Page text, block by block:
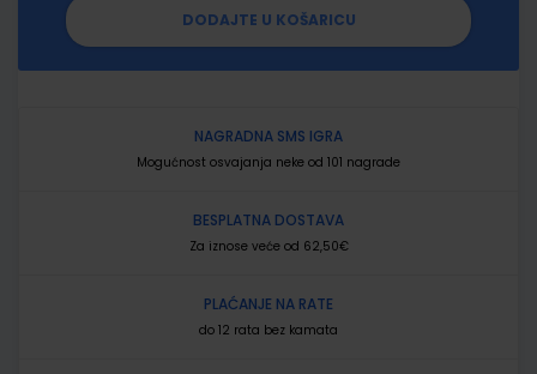
DODAJTE U KOŠARICU
NAGRADNA SMS IGRA
Mogućnost osvajanja neke od 101 nagrade
BESPLATNA DOSTAVA
Za iznose veće od 62,50€
PLAĆANJE NA RATE
do 12 rata bez kamata